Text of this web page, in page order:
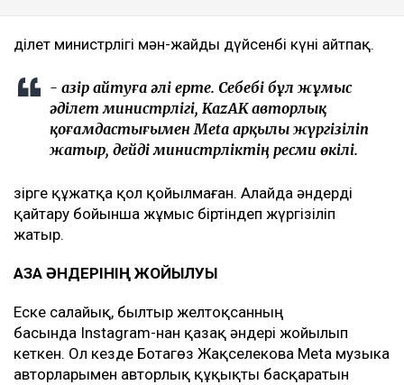
Әділет министрлігі мән-жайды дүйсенбі күні айтпақ.
- Қазір айтуға әлі ерте. Себебі бұл жұмыс
әділет министрлігі, KazAK авторлық
қоғамдастығымен Meta арқылы жүргізіліп
жатыр, дейді министрліктің ресми өкілі.
Әзірге құжатқа қол қойылмаған. Алайда әндерді
қайтару бойынша жұмыс біртіндеп жүргізіліп
жатыр.
ҚАЗАҚ ӘНДЕРІНІҢ ЖОЙЫЛУЫ
Еске салайық, былтыр желтоқсанның
басында Instagram-нан қазақ әндері жойылып
кеткен. Ол кезде Ботагөз Жақселекова Мeta музыка
авторларымен авторлық құқықты басқаратын